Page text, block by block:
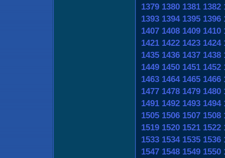
1379 1380 1381 1382
1393 1394 1395 1396
1407 1408 1409 1410
1421 1422 1423 1424
1435 1436 1437 1438
1449 1450 1451 1452
1463 1464 1465 1466
1477 1478 1479 1480
1491 1492 1493 1494
1505 1506 1507 1508
1519 1520 1521 1522
1533 1534 1535 1536
1547 1548 1549 1550